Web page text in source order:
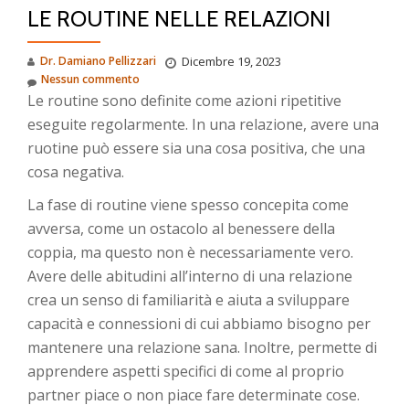
LE ROUTINE NELLE RELAZIONI
Dr. Damiano Pellizzari Dicembre 19, 2023
Nessun commento
Le routine sono definite come azioni ripetitive
eseguite regolarmente. In una relazione, avere una
ruotine può essere sia una cosa positiva, che una
cosa negativa.
La fase di routine viene spesso concepita come
avversa, come un ostacolo al benessere della
coppia, ma questo non è necessariamente vero.
Avere delle abitudini all’interno di una relazione
crea un senso di familiarità e aiuta a sviluppare
capacità e connessioni di cui abbiamo bisogno per
mantenere una relazione sana. Inoltre, permette di
apprendere aspetti specifici di come al proprio
partner piace o non piace fare determinate cose.